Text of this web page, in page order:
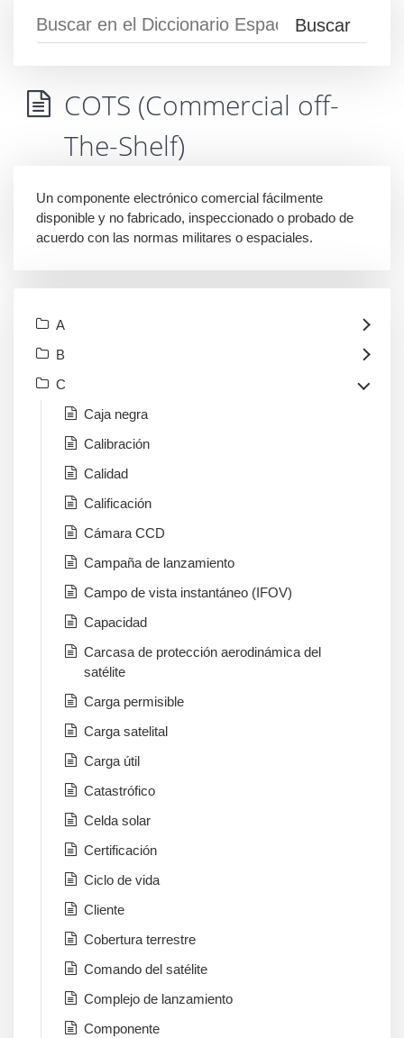
COTS (Commercial off-
The-Shelf)
Un componente electrónico comercial fácilmente
disponible y no fabricado, inspeccionado o probado de
acuerdo con las normas militares o espaciales.
A
B
C
Caja negra
Calibración
Calidad
Calificación
Cámara CCD
Campaña de lanzamiento
Campo de vista instantáneo (IFOV)
Capacidad
Carcasa de protección aerodinámica del
satélite
Carga permisible
Carga satelital
Carga útil
Catastrófico
Celda solar
Certificación
Ciclo de vida
Cliente
Cobertura terrestre
Comando del satélite
Complejo de lanzamiento
Componente